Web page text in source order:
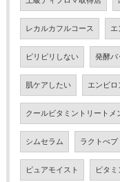
レカルカフルコース エ
ピリピリしない 発酵パ
肌ケアしたい エンビロ
クールビタミントリートメ
シムセラム ラクトぺプ
ピュアモイスト ビタ